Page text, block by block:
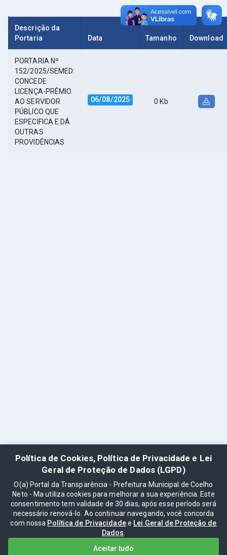
Descrição da
Portaria
Data Tamanho Download
PORTARIA Nº
152/2025/SEMED:
CONCEDE
LICENÇA-PRÊMIO
AO SERVIDOR
PÚBLICO QUE
ESPECIFICA E DÁ
OUTRAS
PROVIDÊNCIAS
06/08/2025 0 Kb
Política de Cookies, Política de Privacidade e Lei
Geral de Proteção de Dados (LGPD)
O(a) Portal da Transparência - Prefeitura Municipal de Coelho
Neto - Ma utiliza cookies para melhorar a sua experiência. Este
consentimento tem validade de 30 dias, após esse período será
necessário renová-lo. Ao continuar navegando, você concorda
com nossa Política de Privacidadee Lei Geral de Proteção de
Dados
Aceitar tudo